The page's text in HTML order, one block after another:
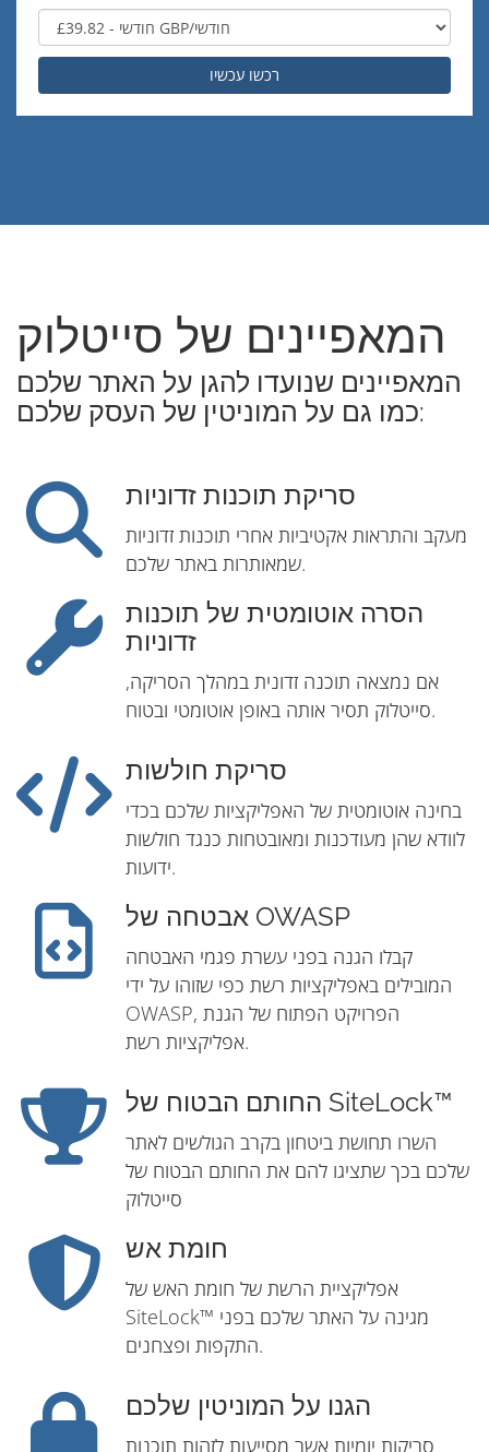
רכשו עכשיו
המאפיינים של סייטלוק
המאפיינים שנועדו להגן על האתר שלכם
כמו גם על המוניטין של העסק שלכם:
סריקת תוכנות זדוניות
מעקב והתראות אקטיביות אחרי תוכנות זדוניות
שמאותרות באתר שלכם.
הסרה אוטומטית של תוכנות
זדוניות
אם נמצאה תוכנה זדונית במהלך הסריקה,
סייטלוק תסיר אותה באופן אוטומטי ובטוח.
סריקת חולשות
בחינה אוטומטית של האפליקציות שלכם בכדי
לוודא שהן מעודכנות ומאובטחות כנגד חולשות
ידועות.
אבטחה של OWASP
קבלו הגנה בפני עשרת פגמי האבטחה
המובילים באפליקציות רשת כפי שזוהו על ידי
OWASP, הפרויקט הפתוח של הגנת
אפליקציות רשת.
החותם הבטוח של SiteLock™
השרו תחושת ביטחון בקרב הגולשים לאתר
שלכם בכך שתציגו להם את החותם הבטוח של
סייטלוק
חומת אש
אפליקציית הרשת של חומת האש של
SiteLock™ מגינה על האתר שלכם בפני
התקפות ופצחנים.
הגנו על המוניטין שלכם
סריקות יומיות אשר מסייעות לזהות תוכנות